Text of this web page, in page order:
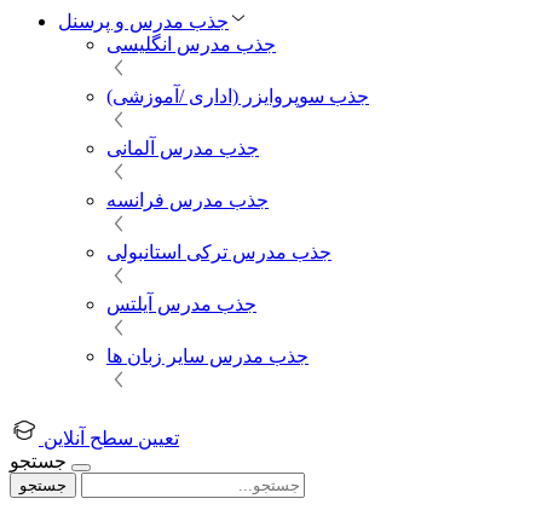
جذب مدرس و پرسنل
جذب مدرس انگلیسی
جذب سوپروایزر (اداری /آموزشی)
جذب مدرس آلمانی
جذب مدرس فرانسه
جذب مدرس ترکی استانبولی
جذب مدرس آیلتس
جذب مدرس سایر زبان ها
تعیین سطح آنلاین
جستجو
جستجو